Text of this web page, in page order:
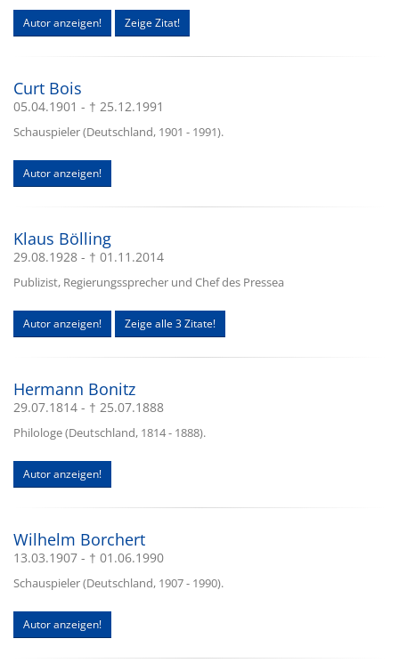
Autor anzeigen! Zeige Zitat!
Curt Bois
05.04.1901 - † 25.12.1991
Schauspieler (Deutschland, 1901 - 1991).
Autor anzeigen!
Klaus Bölling
29.08.1928 - † 01.11.2014
Publizist, Regierungssprecher und Chef des Pressea
Autor anzeigen! Zeige alle 3 Zitate!
Hermann Bonitz
29.07.1814 - † 25.07.1888
Philologe (Deutschland, 1814 - 1888).
Autor anzeigen!
Wilhelm Borchert
13.03.1907 - † 01.06.1990
Schauspieler (Deutschland, 1907 - 1990).
Autor anzeigen!